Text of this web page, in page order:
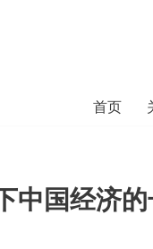
首页
中国经济